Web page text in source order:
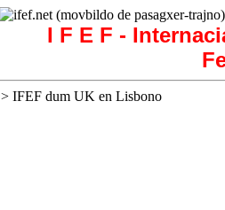
I F E F -
> IFEF dum UK en Lisbono